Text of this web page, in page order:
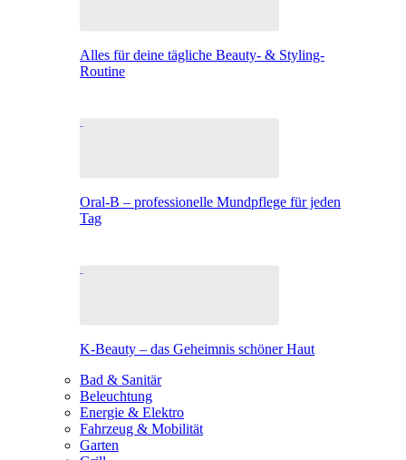
Alles für deine tägliche Beauty- & Styling-
Routine
Oral-B – professionelle Mundpflege für jeden
Tag
K-Beauty – das Geheimnis schöner Haut
Bad & Sanitär
Beleuchtung
Energie & Elektro
Fahrzeug & Mobilität
Garten